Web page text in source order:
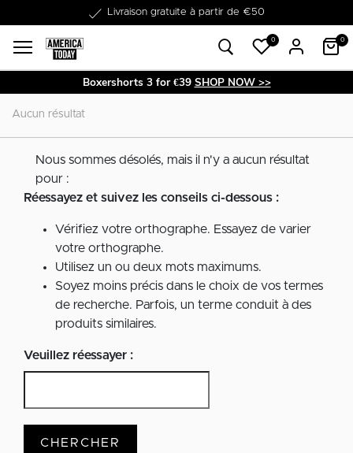
Livraison gratuite à partir de €50
0 0
Boxershorts 3 for €39 SHOP NOW >>
Aucun résultat
Nous sommes désolés, mais il n'y a aucun résultat
pour :
Réessayez et suivez les conseils ci-dessous :
Vérifiez votre orthographe. Essayez de varier
votre orthographe.
Utilisez un ou deux mots maximums.
Soyez moins précis dans le choix de vos termes
de recherche. Parfois, un terme conduit à des
produits similaires.
Veuillez réessayer :
CHERCHER